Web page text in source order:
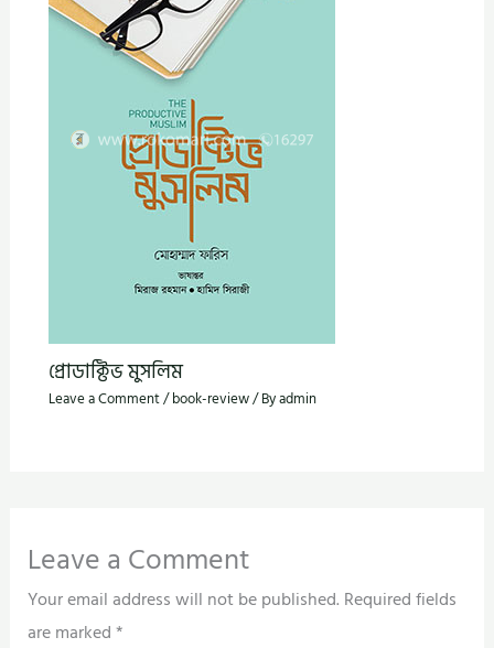
প্রোডাক্টিভ মুসলিম
Leave a Comment/book-review/ Byadmin
Leave a Comment
Your email address will not be published. Required fields
are marked*